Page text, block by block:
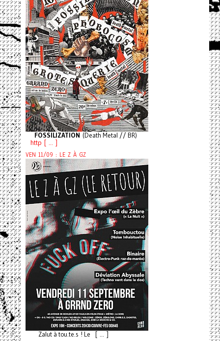
FOSSILIZATION (Death Metal // BR)
http [ ... ]
VEN 11/09 : LE Z À GZ
Zalut à tou.te.s ! Le [ ... ]